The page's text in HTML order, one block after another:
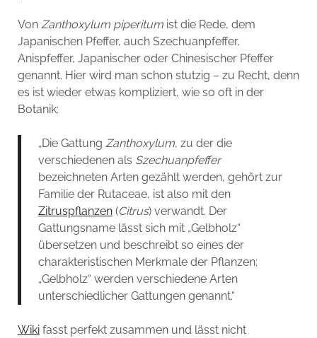
Von Zanthoxylum piperitumist die Rede, dem
Japanischen Pfeffer, auch Szechuanpfeffer,
Anispfeffer, Japanischer oder Chinesischer Pfeffer
genannt. Hier wird man schon stutzig – zu Recht, denn
es ist wieder etwas kompliziert, wie so oft in der
Botanik:
„Die Gattung Zanthoxylum, zu der die
verschiedenen als Szechuanpfeffer
bezeichneten Arten gezählt werden, gehört zur
Familie der Rutaceae, ist also mit den
Zitruspflanzen(Citrus) verwandt. Der
Gattungsname lässt sich mit „Gelbholz“
übersetzen und beschreibt so eines der
charakteristischen Merkmale der Pflanzen;
„Gelbholz“ werden verschiedene Arten
unterschiedlicher Gattungen genannt.“
Wikifasst perfekt zusammen und lässt nicht